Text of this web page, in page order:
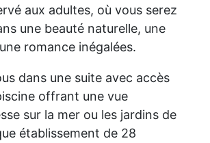
aux adultes, où vous serez
une beauté naturelle, une
romance inégalées.
dans une suite avec accès
offrant une vue
sur la mer ou les jardins de
établissement de 28